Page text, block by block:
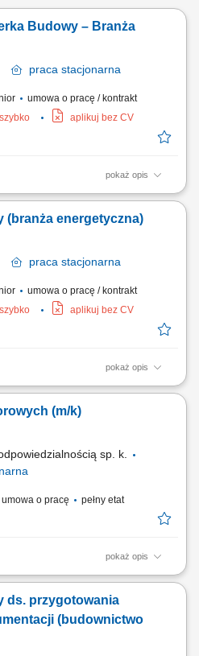
Budowy – Branża
praca stacjonarna
umowa o pracę / kontrakt
aplikuj bez CV
pokaż opis
w przygotowaniu, realizacji oraz
Pomoc w planowaniu pracy
Analiza dokumentacji technicznej i
(branża energetyczna)
praca stacjonarna
umowa o pracę / kontrakt
aplikuj bez CV
pokaż opis
realizacja i rozliczanie zleconych
pracowników, planowanie i
dokumentacji technicznej pod
(m/k)
sp. k.
umowa o pracę pełny etat
pokaż opis
dokumentacji budowy w zakresie
terminowości, ilości i jakości,
odbioru robót (dokumentacja
ds. przygotowania
(budownictwo